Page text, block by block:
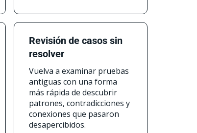
Revisión de casos sin
resolver
Vuelva a examinar pruebas
antiguas con una forma
más rápida de descubrir
patrones, contradicciones y
conexiones que pasaron
desapercibidos.